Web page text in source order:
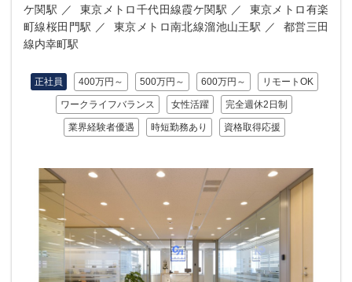
ケ関駅
東京メトロ千代田線霞ケ関駅
東京メトロ有楽
町線桜田門駅
東京メトロ南北線溜池山王駅
都営三田
線内幸町駅
正社員 400万円～ 500万円～ 600万円～ リモートOK
ワークライフバランス 女性活躍 完全週休2日制
業界経験者優遇 時短勤務あり 資格取得応援